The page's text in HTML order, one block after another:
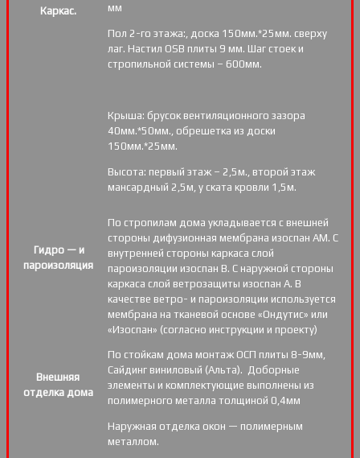
Каркас.
мм
Пол 2-го этажа:, доска 150мм.*25мм. сверху
лаг. Настил OSB плиты 9 мм. Шаг стоек и
стропильной системы – 600мм.
Крыша: брусок вентиляционного зазора
40мм.*50мм., обрешетка из доски
150мм.*25мм.
Высота: первый этаж – 2,5м., второй этаж
мансардный 2,5м, у ската кровли 1,5м.
Гидро — и
пароизоляция
По стропилам дома укладывается с внешней
стороны дифузионная мембрана изоспан АМ. С
внутренней стороны каркаса слой
пароизоляции изоспан В. С наружной стороны
каркаса слой ветрозащиты изоспан А. В
качестве ветро- и пароизоляции используется
мембрана на тканевой основе «Ондутис» или
«Изоспан» (согласно инструкции и проекту)
Внешняя
отделка дома
По стойкам дома монтаж ОСП плиты 8-9мм,
Сайдинг виниловый (Альта). Доборные
элементы и комплектующие выполнены из
полимерного металла толщиной 0,4мм
Наружная отделка окон — полимерным
металлом.